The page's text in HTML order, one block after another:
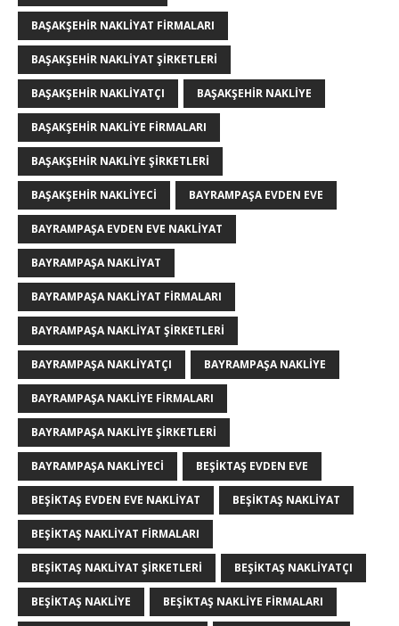
BAŞAKŞEHIR NAKLIYAT FIRMALARI
BAŞAKŞEHIR NAKLIYAT ŞIRKETLERI
BAŞAKŞEHIR NAKLIYATÇI BAŞAKŞEHIR NAKLIYE
BAŞAKŞEHIR NAKLIYE FIRMALARI
BAŞAKŞEHIR NAKLIYE ŞIRKETLERI
BAŞAKŞEHIR NAKLIYECI BAYRAMPAŞA EVDEN EVE
BAYRAMPAŞA EVDEN EVE NAKLIYAT
BAYRAMPAŞA NAKLIYAT
BAYRAMPAŞA NAKLIYAT FIRMALARI
BAYRAMPAŞA NAKLIYAT ŞIRKETLERI
BAYRAMPAŞA NAKLIYATÇI BAYRAMPAŞA NAKLIYE
BAYRAMPAŞA NAKLIYE FIRMALARI
BAYRAMPAŞA NAKLIYE ŞIRKETLERI
BAYRAMPAŞA NAKLIYECI BEŞIKTAŞ EVDEN EVE
BEŞIKTAŞ EVDEN EVE NAKLIYAT BEŞIKTAŞ NAKLIYAT
BEŞIKTAŞ NAKLIYAT FIRMALARI
BEŞIKTAŞ NAKLIYAT ŞIRKETLERI BEŞIKTAŞ NAKLIYATÇI
BEŞIKTAŞ NAKLIYE BEŞIKTAŞ NAKLIYE FIRMALARI